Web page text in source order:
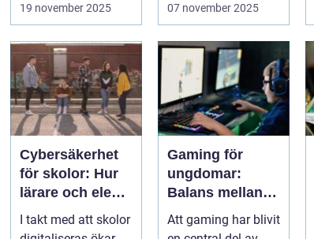
19 november 2025 07 november 2025
Cybersäkerhet
för skolor: Hur
lärare och elever
skyddar sina
data
I takt med att skolor
Gaming för
ungdomar:
Balans mellan
träning, skola
och socialt liv
Att gaming har blivit